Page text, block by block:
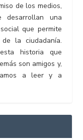
de los medios,
desarrollan una
que permite
la ciudadanía.
historia que
son amigos y,
a leer y a